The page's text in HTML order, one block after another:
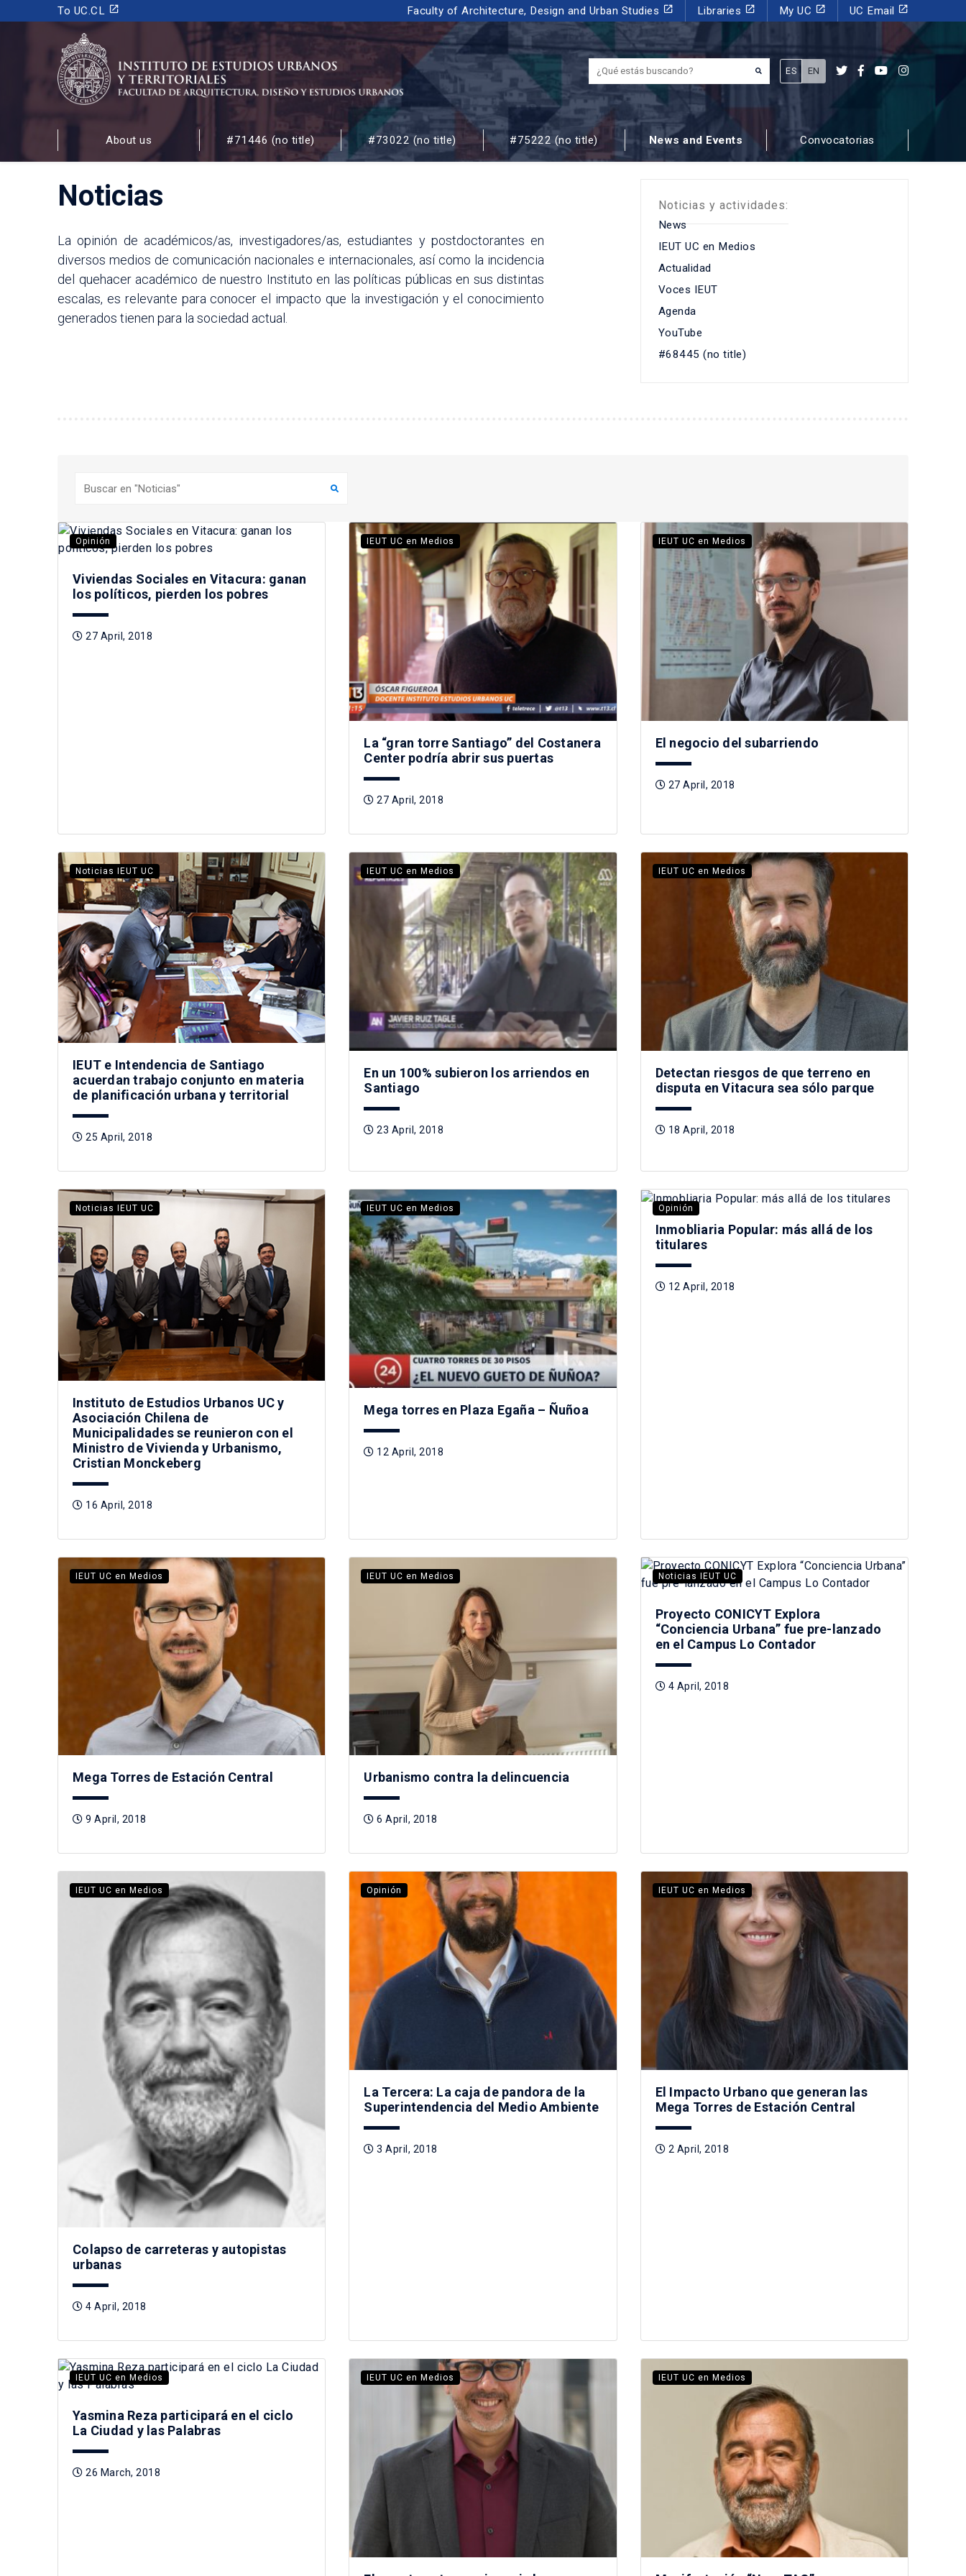
To UC.CL launch Faculty of Architecture, Design and Urban Studies launch Libraries launch My UC launch UC Email launch
INSTITUTO DE ESTUDIOS URBANOS
Y TERRITORIALES
FACULTAD DE ARQUITECTURA, DISEÑO Y ESTUDIOS URBANOS
¿Qué estás buscando?
ES EN
About us #71446 (no title) #73022 (no title) #75222 (no title) News and Events Convocatorias
Noticias
La opinión de académicos/as, investigadores/as, estudiantes y postdoctorantes en
diversos medios de comunicación nacionales e internacionales, así como la incidencia
del quehacer académico de nuestro Instituto en las políticas públicas en sus distintas
escalas, es relevante para conocer el impacto que la investigación y el conocimiento
generados tienen para la sociedad actual.
Noticias y actividades:
News
IEUT UC en Medios
Actualidad
Voces IEUT
Agenda
YouTube
#68445 (no title)
Opinión
Viviendas Sociales en Vitacura: ganan
los políticos, pierden los pobres
27 April, 2018
IEUT UC en Medios
La “gran torre Santiago” del Costanera
Center podría abrir sus puertas
27 April, 2018
IEUT UC en Medios
El negocio del subarriendo
27 April, 2018
Noticias IEUT UC
IEUT e Intendencia de Santiago
acuerdan trabajo conjunto en materia
de planificación urbana y territorial
25 April, 2018
IEUT UC en Medios
En un 100% subieron los arriendos en
Santiago
23 April, 2018
IEUT UC en Medios
Detectan riesgos de que terreno en
disputa en Vitacura sea sólo parque
18 April, 2018
Noticias IEUT UC
Instituto de Estudios Urbanos UC y
Asociación Chilena de
Municipalidades se reunieron con el
Ministro de Vivienda y Urbanismo,
Cristian Monckeberg
16 April, 2018
IEUT UC en Medios
Mega torres en Plaza Egaña – Ñuñoa
12 April, 2018
Opinión
Inmobliaria Popular: más allá de los
titulares
12 April, 2018
IEUT UC en Medios
Mega Torres de Estación Central
9 April, 2018
IEUT UC en Medios
Urbanismo contra la delincuencia
6 April, 2018
Noticias IEUT UC
Proyecto CONICYT Explora
“Conciencia Urbana” fue pre-lanzado
en el Campus Lo Contador
4 April, 2018
IEUT UC en Medios
Colapso de carreteras y autopistas
urbanas
4 April, 2018
Opinión
La Tercera: La caja de pandora de la
Superintendencia del Medio Ambiente
3 April, 2018
IEUT UC en Medios
El Impacto Urbano que generan las
Mega Torres de Estación Central
2 April, 2018
IEUT UC en Medios
Yasmina Reza participará en el ciclo
La Ciudad y las Palabras
26 March, 2018
IEUT UC en Medios IEUT UC en Medios